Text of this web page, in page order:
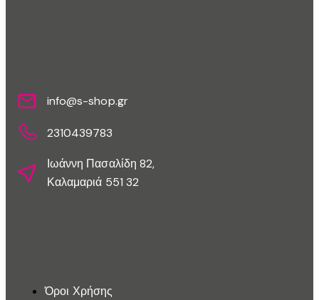
info@s-shop.gr
2310439783
Ιωάννη Πασαλίδη 82,
Καλαμαριά 551 32
Όροι Χρήσης